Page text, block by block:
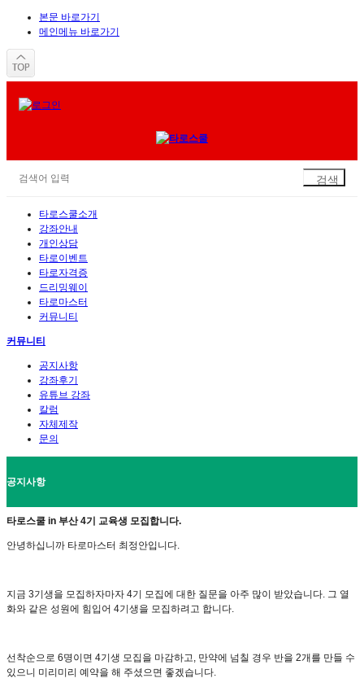
본문 바로가기
메인메뉴 바로가기
타로스쿨소개
강좌안내
개인상담
타로이벤트
타로자격증
드리밍웨이
타로마스터
커뮤니티
커뮤니티
공지사항
강좌후기
유튜브 강좌
칼럼
자체제작
문의
공지사항
타로스쿨 in 부산 4기 교육생 모집합니다.
안녕하십니까 타로마스터 최정안입니다.
지금 3기생을 모집하자마자 4기 모집에 대한 질문을 아주 많이 받았습니다. 그 열
화와 같은 성원에 힘입어 4기생을 모집하려고 합니다.
선착순으로 6명이면 4기생 모집을 마감하고, 만약에 넘칠 경우 반을 2개를 만들 수
있으니 미리미리 예약을 해 주셨으면 좋겠습니다.